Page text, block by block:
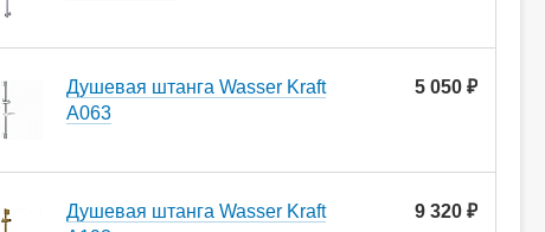
Душевая штанга Wasser Kraft
A063
5 050
Душевая штанга Wasser Kraft
9 320